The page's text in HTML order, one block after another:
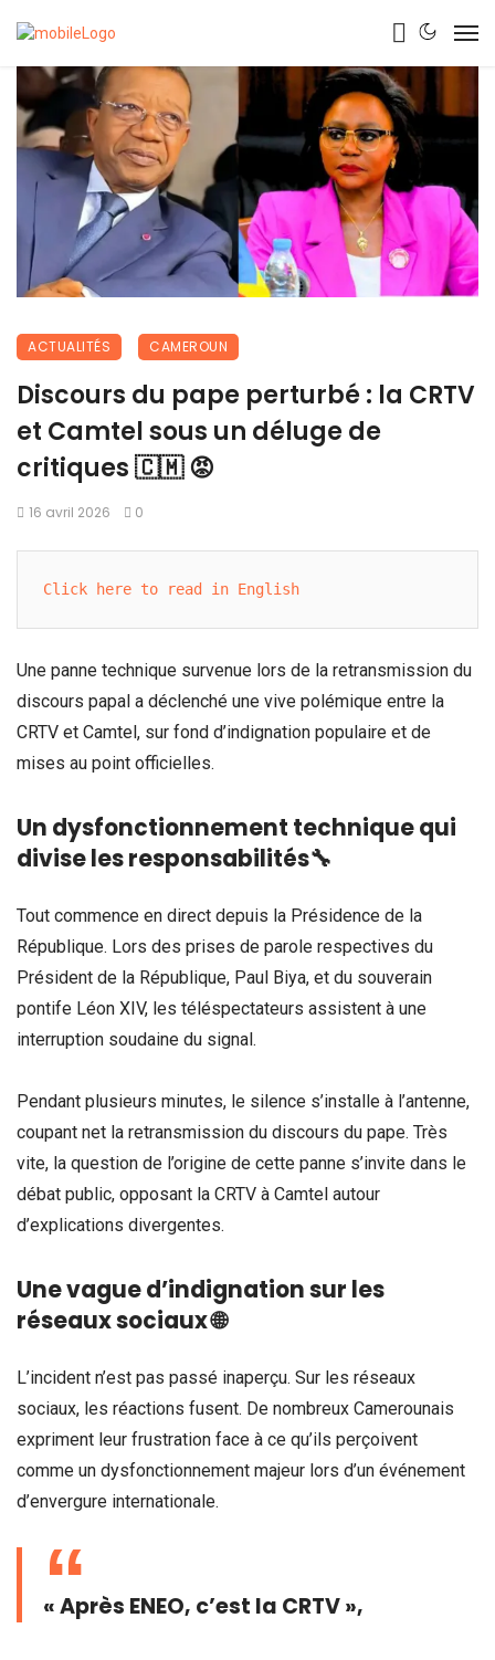
ACTUALITÉS CAMEROUN
Discours du pape perturbé : la CRTV
et Camtel sous un déluge de
critiques 🇨🇲 😡
16 avril 2026 0
Click here to read in English
Une panne technique survenue lors de la retransmission du
discours papal a déclenché une vive polémique entre la
CRTV et Camtel, sur fond d’indignation populaire et de
mises au point officielles.
Un dysfonctionnement technique qui
divise les responsabilités🔧
Tout commence en direct depuis la Présidence de la
République. Lors des prises de parole respectives du
Président de la République, Paul Biya, et du souverain
pontife Léon XIV, les téléspectateurs assistent à une
interruption soudaine du signal.
Pendant plusieurs minutes, le silence s’installe à l’antenne,
coupant net la retransmission du discours du pape. Très
vite, la question de l’origine de cette panne s’invite dans le
débat public, opposant la CRTV à Camtel autour
d’explications divergentes.
Une vague d’indignation sur les
réseaux sociaux🌐
L’incident n’est pas passé inaperçu. Sur les réseaux
sociaux, les réactions fusent. De nombreux Camerounais
expriment leur frustration face à ce qu’ils perçoivent
comme un dysfonctionnement majeur lors d’un événement
d’envergure internationale.
« Après ENEO, c’est la CRTV »,